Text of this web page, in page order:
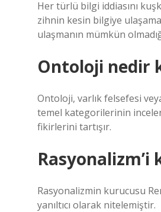
Her türlü bilgi iddiasını
zihnin kesin bilgiye
ulaşmanın mümkün
Ontoloji nedir
Ontoloji, varlık felsefesi
temel kategorilerinin
fikirlerini tartışır.
Rasyonalizm’i
Rasyonalizmin kurucusu
yanıltıcı olarak nitelemiştir.